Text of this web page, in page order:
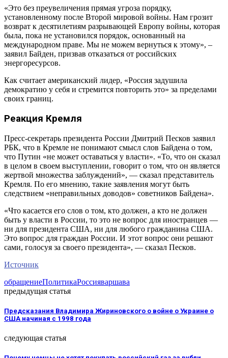
«Это без преувеличения прямая угроза порядку,
установленному после Второй мировой войны. Нам грозит
возврат к десятилетиям разрывающей Европу войны, которая
была, пока не установился порядок, основанный на
международном праве. Мы не можем вернуться к этому», –
заявил Байден, призвав отказаться от российских
энергоресурсов.
Как считает американский лидер, «Россия задушила
демократию у себя и стремится повторить это» за пределами
своих границ.
Реакция Кремля
Пресс-секретарь президента России Дмитрий Песков заявил
РБК, что в Кремле не понимают смысл слов Байдена о том,
что Путин «не может оставаться у власти». «То, что он сказал
в целом в своем выступлении, говорит о том, что он является
жертвой множества заблуждений», — сказал представитель
Кремля. По его мнению, такие заявления могут быть
следствием «неправильных доводов» советников Байдена».
«Что касается его слов о том, кто должен, а кто не должен
быть у власти в России, то это не вопрос для иностранцев —
ни для президента США, ни для любого гражданина США.
Это вопрос для граждан России. И этот вопрос они решают
сами, голосуя за своего президента», — сказал Песков.
Источник
обращениеПолитикаРоссияваршава
предыдущая статья
Предсказания Владимира Жириновского о войне о Украине о
США начиная с 1998 года
следующая статья